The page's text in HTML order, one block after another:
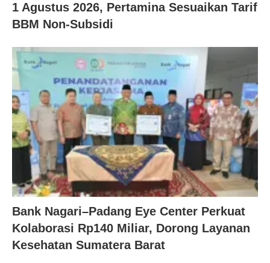
1 Agustus 2026, Pertamina Sesuaikan Tarif
BBM Non-Subsidi
Bank Nagari–Padang Eye Center Perkuat
Kolaborasi Rp140 Miliar, Dorong Layanan
Kesehatan Sumatera Barat